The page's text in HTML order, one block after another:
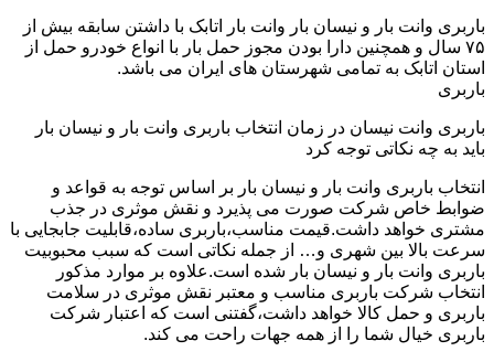
باربری وانت بار و نیسان بار وانت بار اتابک با داشتن سابقه بیش از
۷۵ سال و همچنین دارا بودن مجوز حمل بار با انواع خودرو حمل از
استان اتابک به تمامی شهرستان های ایران می باشد.
باربری
باربری وانت نیسان در زمان انتخاب باربری وانت بار و نیسان بار
باید به چه نکاتی توجه کرد
انتخاب باربری وانت بار و نیسان بار بر اساس توجه به قواعد و
ضوابط خاص شرکت صورت می پذیرد و نقش موثری در جذب
مشتری خواهد داشت.قیمت مناسب،باربری ساده،قابلیت جابجایی با
سرعت بالا بین شهری و… از جمله نکاتی است که سبب محبوبیت
باربری وانت بار و نیسان بار شده است.علاوه بر موارد مذکور
انتخاب شرکت باربری مناسب و معتبر نقش موثری در سلامت
باربری و حمل کالا خواهد داشت،گفتنی است که اعتبار شرکت
باربری خیال شما را از همه جهات راحت می کند.